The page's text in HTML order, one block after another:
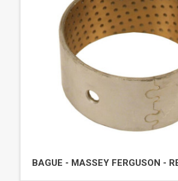
BAGUE - MASSEY FERGUSON -